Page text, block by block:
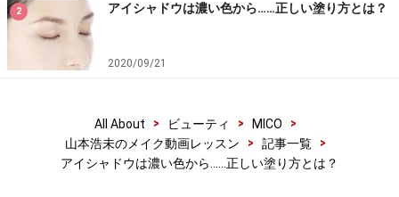
2 アイシャドウは濃い色から……正しい塗り方とは？
2020/09/21
All About > ビューティ > MICO
>
山本浩未のメイク動画レッスン
> 記事一覧
>
アイシャドウは濃い色から……正しい塗り方とは？